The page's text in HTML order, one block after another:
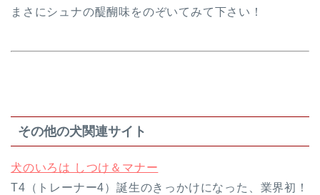
まさにシュナの醍醐味をのぞいてみて下さい！
その他の犬関連サイト
犬のいろは しつけ＆マナー
T4（トレーナー4）誕生のきっかけになった、業界初！